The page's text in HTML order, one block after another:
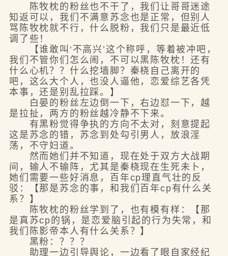
陈牧枕的粉丝也不干了，我们让哥哥迷途
知返可以，我们不满意苏念也是正常，但别人
骂陈牧枕就不行，什么脱粉，我们只是最近低
调了些！
【谁敢叫‘不高兴’这个称呼，等着被冲吧，
我们不管你们怎么闹，不可以黑陈牧枕！还有
什么心机？？什么挖墙脚？秦桡自己离开的
吧，这么大个人，也没人逼他，恋爱综艺各凭
本事，还是别乱拉踩。】
白晏的粉丝左边倒一下，右边怼一下，越
是拉扯，两方的粉丝越冷静不下来。
有黑粉觉得争执的方向不太对，刻意提起
这是苏念的错，苏念到处勾引男人，放浪淫
荡，不守妇道。
然而她们并不知道，现在处于双方大战期
间，输人不输阵，尤其是秦桡现在生死未卜，
她们需要一些好消息，百年cp理直气壮的反
驳：【那是苏念的事，和我们百年cp有什么关
系？】
陈牧枕的粉丝学到了，也有模有样：【那
是真苏cp的锅，是恋爱脑引起的行为失常，和
我们陈影帝本人有什么关系？】
黑粉：？？？
助理一边引导舆论，一边看了眼自家经纪